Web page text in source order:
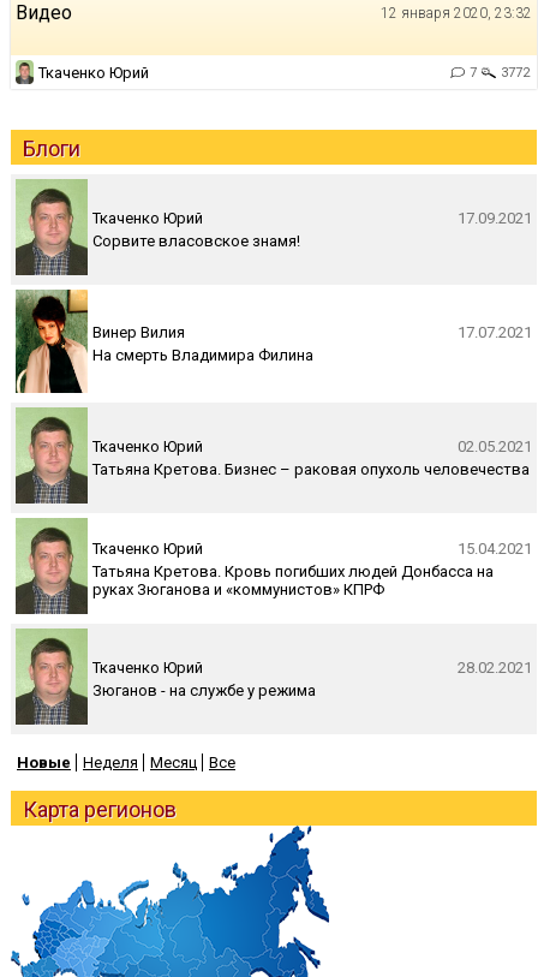
Видео 12 января 2020, 23:32
Ткаченко Юрий 7 3772
Блоги
Ткаченко Юрий
17.09.2021
Сорвите власовское знамя!
Винер Вилия
17.07.2021
На смерть Владимира Филина
Ткаченко Юрий
02.05.2021
Татьяна Кретова. Бизнес – раковая опухоль человечества
Ткаченко Юрий
15.04.2021
Татьяна Кретова. Кровь погибших людей Донбасса на
руках Зюганова и «коммунистов» КПРФ
Ткаченко Юрий
28.02.2021
Зюганов - на службе у режима
Новые Неделя Месяц Все
Карта регионов